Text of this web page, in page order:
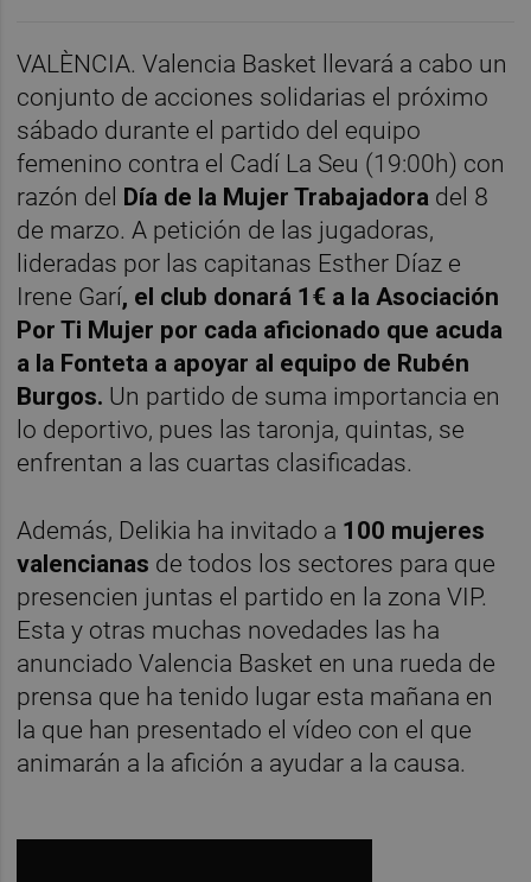
VALÈNCIA. Valencia Basket llevará a cabo un
conjunto de acciones solidarias el próximo
sábado durante el partido del equipo
femenino contra el Cadí La Seu (19:00h) con
razón del Día de la Mujer Trabajadora del 8
de marzo. A petición de las jugadoras,
lideradas por las capitanas Esther Díaz e
Irene Garí, el club donará 1€ a la Asociación
Por Ti Mujer por cada aficionado que acuda
a la Fonteta a apoyar al equipo de Rubén
Burgos. Un partido de suma importancia en
lo deportivo, pues las taronja, quintas, se
enfrentan a las cuartas clasificadas.
Además, Delikia ha invitado a 100 mujeres
valencianas de todos los sectores para que
presencien juntas el partido en la zona VIP.
Esta y otras muchas novedades las ha
anunciado Valencia Basket en una rueda de
prensa que ha tenido lugar esta mañana en
la que han presentado el vídeo con el que
animarán a la afición a ayudar a la causa.